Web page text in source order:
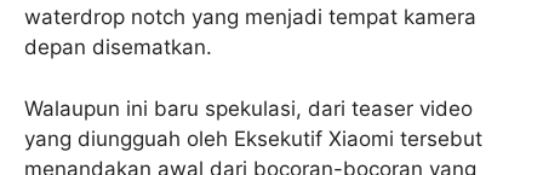
waterdrop notch yang menjadi tempat kamera
depan disematkan.
Walaupun ini baru spekulasi, dari teaser video
yang diungguah oleh Eksekutif Xiaomi tersebut
menandakan awal dari bocoran-bocoran yang